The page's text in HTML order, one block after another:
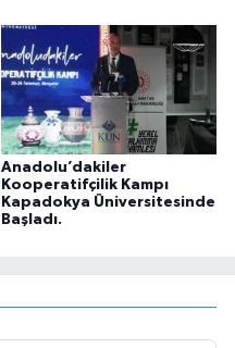
Anadolu’dakiler
Kooperatifçilik Kampı
Kapadokya Üniversitesinde
Başladı.